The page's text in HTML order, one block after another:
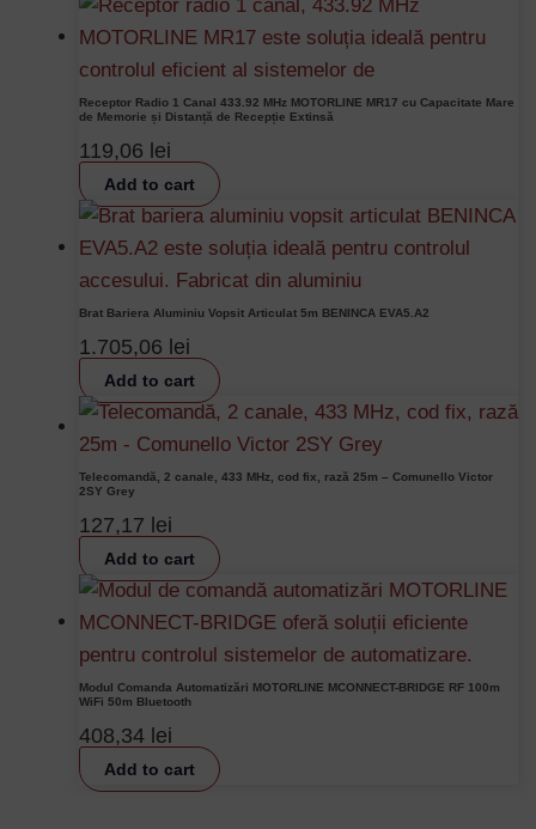
Receptor Radio 1 Canal 433.92 MHz MOTORLINE MR17 cu Capacitate Mare
de Memorie și Distanță de Recepție Extinsă
119,06 lei
Add to cart
Brat Bariera Aluminiu Vopsit Articulat 5m BENINCA EVA5.A2
1.705,06 lei
Add to cart
Telecomandă, 2 canale, 433 MHz, cod fix, rază 25m – Comunello Victor
2SY Grey
127,17 lei
Add to cart
Modul Comanda Automatizări MOTORLINE MCONNECT-BRIDGE RF 100m
WiFi 50m Bluetooth
408,34 lei
Add to cart